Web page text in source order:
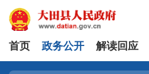
首页 政务公开 解读回应